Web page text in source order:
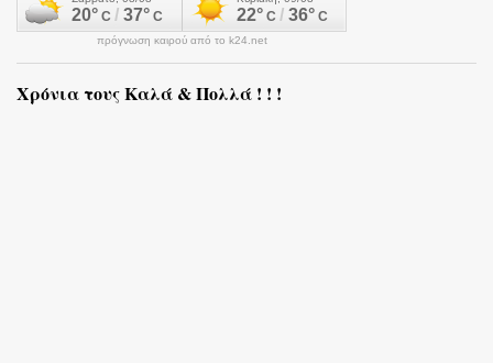
πρόγνωση καιρού από το k24.net
Χρόνια τους Καλά & Πολλά ! ! !